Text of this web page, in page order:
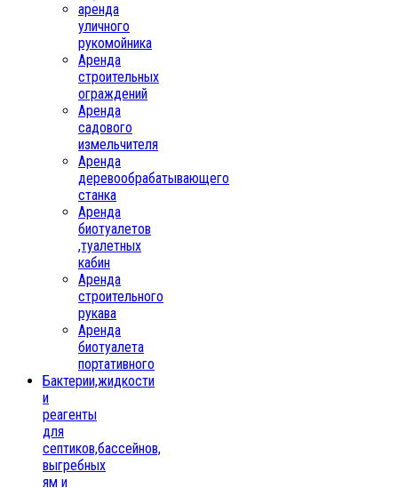
аренда
уличного
рукомойника
Аренда
строительных
ограждений
Аренда
садового
измельчителя
Аренда
деревообрабатывающего
станка
Аренда
биотуалетов
,туалетных
кабин
Аренда
строительного
рукава
Аренда
биотуалета
портативного
Бактерии,жидкости
и
реагенты
для
септиков,бассейнов,
выгребных
ям и